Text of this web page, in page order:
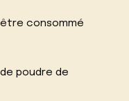
consommé
poudre de